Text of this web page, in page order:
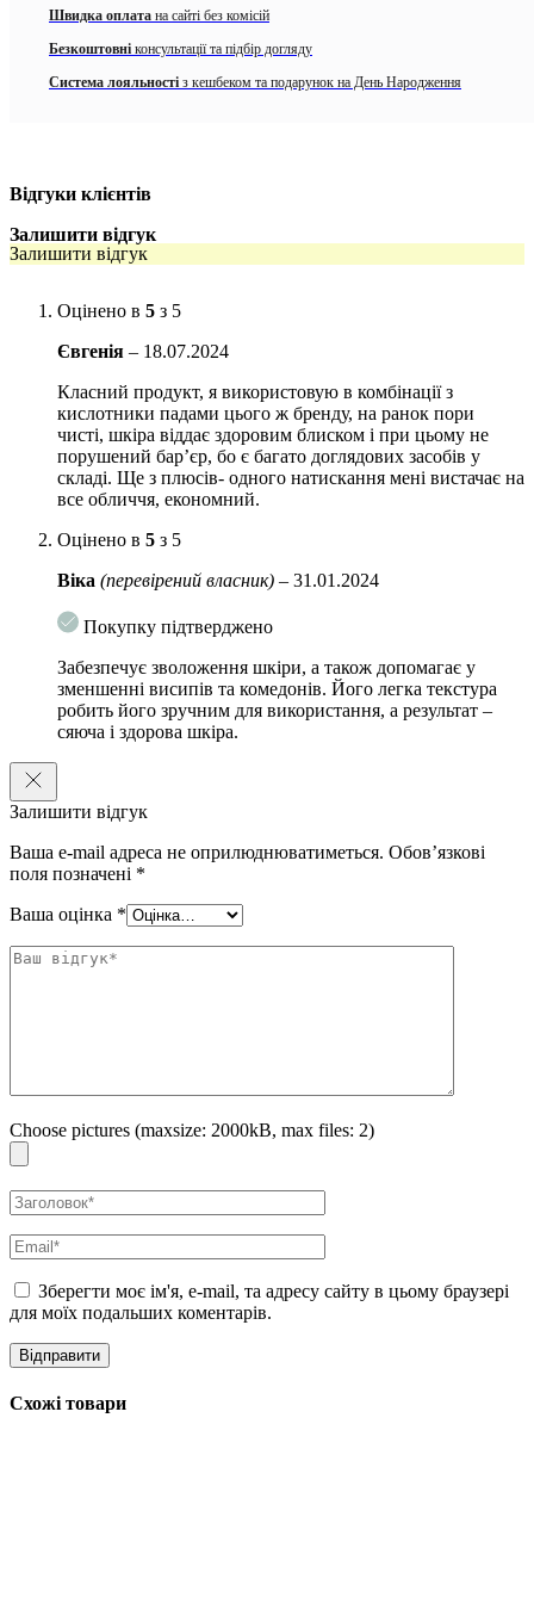
здійснює протизапальну дію;
має кератолітичну дію;
зменшує вироблення себума;
Саліцилова кислота 2% — є ефективним інгредієнтом для
лікування проблемної шкіри схильної до акне, комедонів,
підшкірних прищів. Глибоко проникає в пори та очищає їх.
Молочна кислота — працює на поверхні шкіри, м’яко
відлущує відмерлі клітини.
Ніацинамід — зменшує вироблення себума та почервоніння.
заспокійливу дію.
Цераміди, амінокислоти, гіалуронова кислота, Na-PCA
(піроллідонкарбонова кислота), холестерол та протеїни сої
— відновлюють бар’єр шкіри, здійснюють потужну
зволожувальну дію.
шкіри.
Корінь імбиру — нормалізує вироблення себума.
антиоксидант, зміцнює стінки судин та вирівнює тон.
Спосіб застосування:
Швидка оплата на сайті без комісій
Безкоштовні консультації та підбір догляду
Система лояльності з кешбеком та подарунок на День Народження
Відгуки клієнтів
Залишити відгук
Залишити відгук
Оцінено в 5 з 5
Євгенія – 18.07.2024
Класний продукт, я використовую в комбінації з
кислотники падами цього ж бренду, на ранок пори
чисті, шкіра віддає здоровим блиском і при цьому не
порушений бар’єр, бо є багато доглядових засобів у
складі. Ще з плюсів- одного натискання мені вистачає на
все обличчя, економний.
Оцінено в 5 з 5
Віка (перевірений власник) – 31.01.2024
Покупку підтверджено
Забезпечує зволоження шкіри, а також допомагає у
зменшенні висипів та комедонів. Його легка текстура
робить його зручним для використання, а результат –
сяюча і здорова шкіра.
Залишити відгук
Ваша e-mail адреса не оприлюднюватиметься. Обов’язкові
поля позначені *
Ваша оцінка *
Choose pictures (maxsize: 2000kB, max files: 2)
Зберегти моє ім'я, e-mail, та адресу сайту в цьому браузері
для моїх подальших коментарів.
Схожі товари
онлайн.
9 години ago
View on Instagram